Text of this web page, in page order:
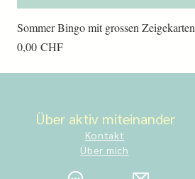
Sommer Bingo mit grossen Zeigekarten
Preis
0,00 CHF
Kontakt
Über mich
Über aktiv miteinander